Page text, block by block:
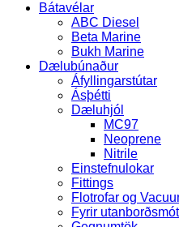
Bátavélar
ABC Diesel
Beta Marine
Bukh Marine
Dælubúnaður
Áfyllingarstútar
Ásþétti
Dæluhjól
MC97
Neoprene
Nitrile
Einstefnulokar
Fittings
Flotrofar og
Fyrir